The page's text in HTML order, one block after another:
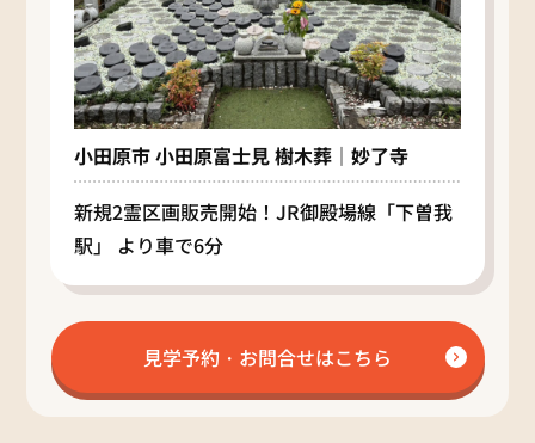
小田原市 小田原富士見 樹木葬｜妙了寺
新規2霊区画販売開始！JR御殿場線「下曽我
駅」 より車で6分
見学予約・お問合せはこちら